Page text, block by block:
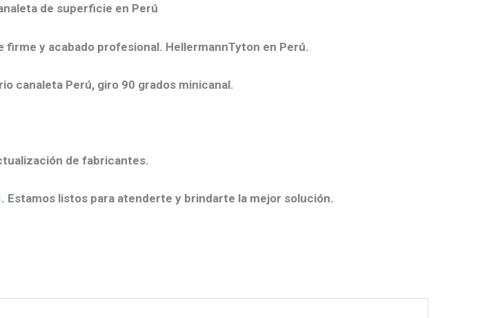
de superficie en Perú
y acabado profesional. HellermannTyton en Perú.
canaleta Perú, giro 90 grados minicanal.
de fabricantes.
. Estamos listos para atenderte y brindarte la mejor solución.